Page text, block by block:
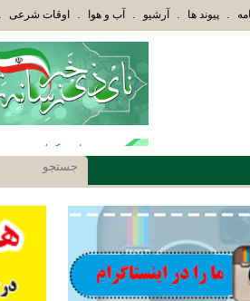
الَّذِينَ هَدَاهُمُ اللَّهُ وَأُوْلَئِكَ هُمْ أُوْلُوا الْأَلْبَابِ». پیوند ها . آرشیو . آب و هوا . اوقات شرعی .